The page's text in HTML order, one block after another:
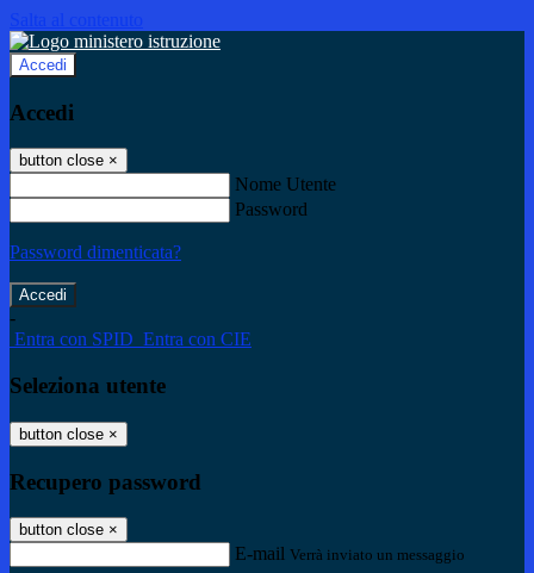
Salta al contenuto
Accedi
Accedi
button close ×
Nome Utente
Password
Password dimenticata?
-
Entra con SPID Entra con CIE
Seleziona utente
button close ×
Recupero password
button close ×
E-mail Verrà inviato un messaggio